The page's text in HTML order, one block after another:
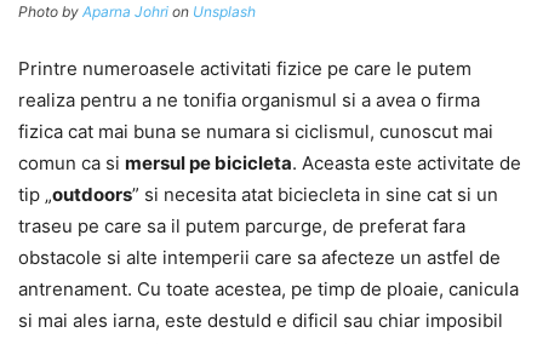
Photo by Aparna Johri on Unsplash
Printre numeroasele activitati fizice pe care le putem
realiza pentru a ne tonifia organismul si a avea o firma
fizica cat mai buna se numara si ciclismul, cunoscut mai
comun ca si mersul pe bicicleta. Aceasta este activitate de
tip „outdoors” si necesita atat biciecleta in sine cat si un
traseu pe care sa il putem parcurge, de preferat fara
obstacole si alte intemperii care sa afecteze un astfel de
antrenament. Cu toate acestea, pe timp de ploaie, canicula
si mai ales iarna, este destuld e dificil sau chiar imposibil